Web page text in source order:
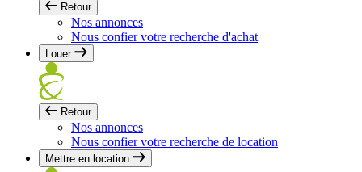
Retour
Nos annonces
Nous confier votre recherche d'achat
Louer
Retour
Nos annonces
Nous confier votre recherche de location
Mettre en location